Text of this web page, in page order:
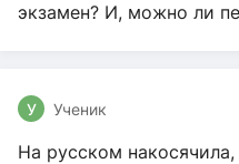
экзамен? И, можно ли
У Ученик
На русском